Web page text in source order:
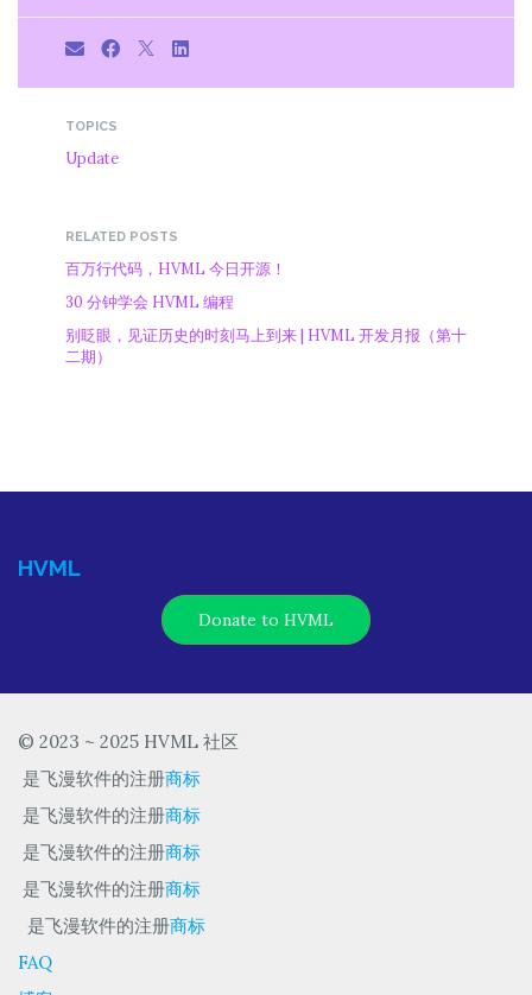
TOPICS
Update
RELATED POSTS
百万行代码，HVML 今日开源！
30 分钟学会 HVML 编程
别眨眼，见证历史的时刻马上到来 | HVML 开发月报（第十
二期）
HVML
Donate to HVML
© 2023 ~ 2025 HVML 社区
是飞漫软件的注册商标
是飞漫软件的注册商标
是飞漫软件的注册商标
是飞漫软件的注册商标
是飞漫软件的注册商标
FAQ